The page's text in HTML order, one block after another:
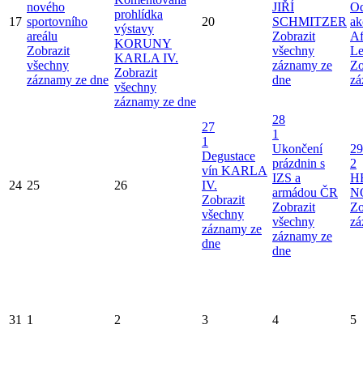
17
nového
sportovního
areálu
Zobrazit
všechny
záznamy ze dne
prohlídka
výstavy
KORUNY
KARLA IV.
Zobrazit
všechny
záznamy ze dne
20
JIŘÍ
SCHMITZER
Zobrazit
všechny
záznamy ze
dne
24 25 26
27
1
Degustace
vín KARLA
IV.
Zobrazit
všechny
záznamy ze
dne
28
1
Ukončení
prázdnin s
IZS a
armádou ČR
Zobrazit
všechny
záznamy ze
dne
29
2
31 1 2 3 4 5